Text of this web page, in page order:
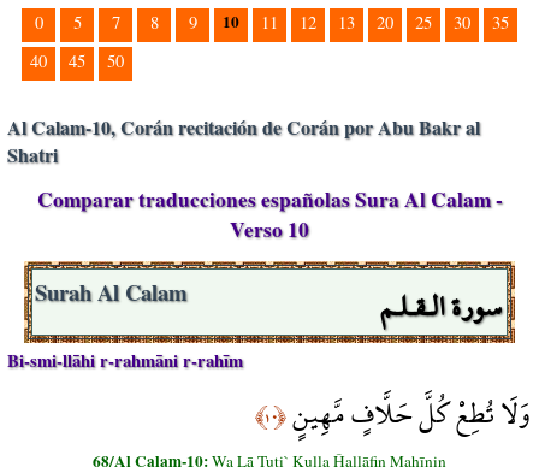
0 5 7 8 9 10 11 12 13 20 25 30
35
40
45 50
Al Calam-10, Corán recitación de Corán por Abu Bakr al
Shatri
Comparar traducciones españolas Sura Al Calam -
Verso 10
سورة الـقـلـم Surah Al Calam
Bi-smi-llāhi r-rahmāni r-rahīm
وَلَا تُطِعْ كُلَّ حَلَّافٍ مَّهِينٍ﴿١٠﴾
68/Al Calam-10:Wa Lā Tuţi` Kulla Ĥallāfin Mahīnin